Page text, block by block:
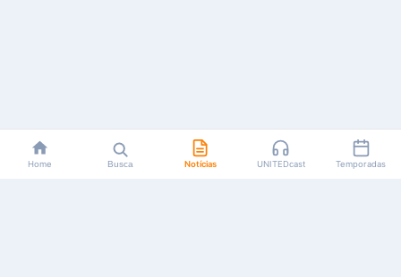
Home Busca Notícias UNITEDcast Temporadas